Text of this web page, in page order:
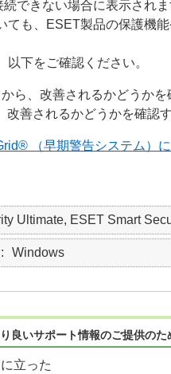
できない場合に表示されま
ても、ESET製品の保護機
下をご確認ください。
ら、改善されるかどうかを
善されるかどうかを確認す
（早期警告システム）
Ultimate, ESET Smart
Windows
り良いサポート情報のご提供の
立った